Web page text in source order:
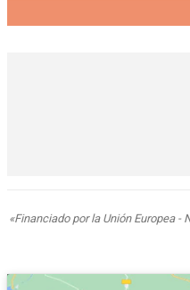
«Financiado por la Unión Europea